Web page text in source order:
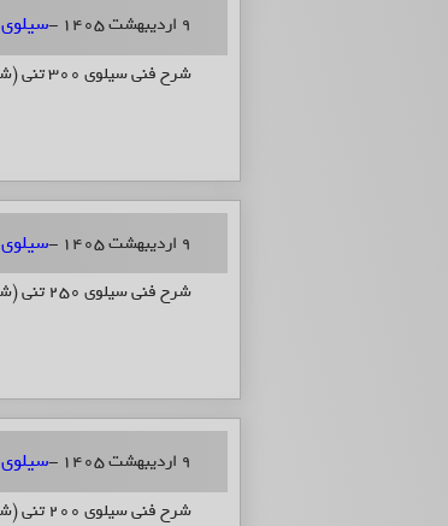
9 اردیبهشت 1405 - سیلوی 300 تن
شرح فنی سیلوی 300 تنی (شرکت بهین کنترل صنعت)
9 اردیبهشت 1405 - سیلوی 250 تن
شرح فنی سیلوی 250 تنی (شرکت بهین کنترل صنعت)
9 اردیبهشت 1405 - سیلوی 200 تن
شرح فنی سیلوی 200 تنی (شرکت بهین کنترل صنعت)